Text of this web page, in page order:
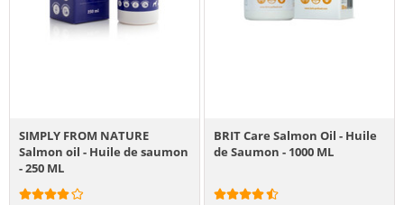
SIMPLY FROM NATURE
Salmon oil - Huile de saumon
- 250 ML
BRIT Care Salmon Oil - Huile
de Saumon - 1000 ML